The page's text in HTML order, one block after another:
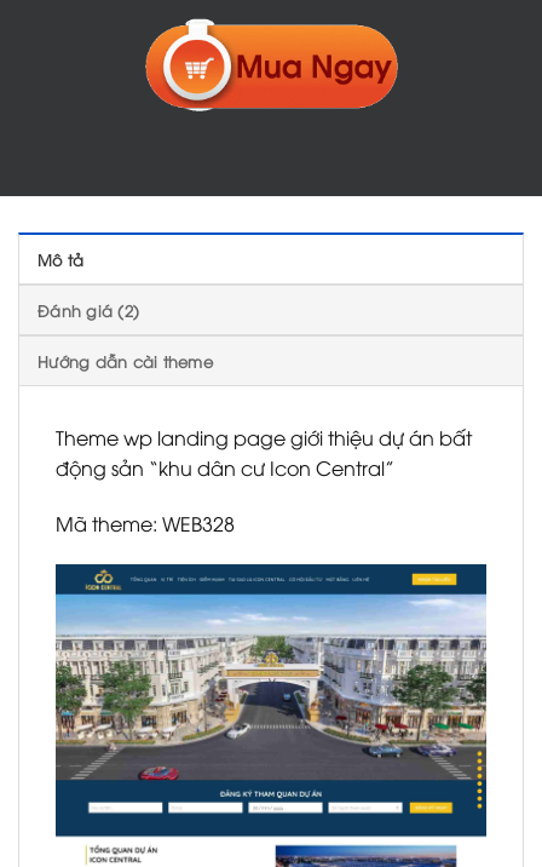
Mô tả
Đánh giá (2)
Hướng dẫn cài theme
Theme wp landing page giới thiệu dự án bất
động sản “khu dân cư Icon Central”
Mã theme: WEB328